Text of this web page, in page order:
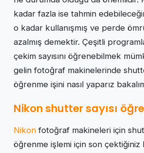
kadar fazla ise tahmin
o kadar kullanışmış ve perde
azalmış demektir. Çeşitli
çekim sayısını öğrenebilmek
gelin fotoğraf makinelerinde
öğrenme işini nasıl yaparız
Nikon shutter sayısı
Nikon fotoğraf makineleri için
öğrenme işlemi için son çektiğiniz